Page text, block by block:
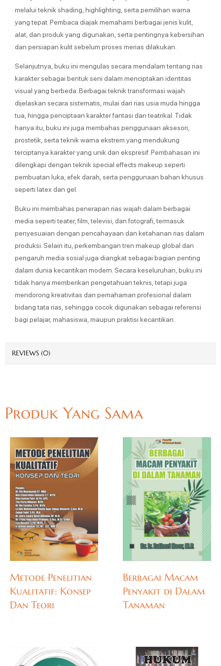
melalui teknik shading, highlighting, serta pemilihan warna
yang tepat. Pembaca diajak memahami berbagai jenis kulit,
alat, dan produk yang digunakan, serta pentingnya kebersihan
dan persiapan kulit sebelum proses merias dilakukan.
Selanjutnya, buku ini mengulas secara mendalam tentang rias
karakter sebagai bentuk seni dalam menciptakan identitas
visual yang berbeda. Berbagai teknik transformasi wajah
dijelaskan secara sistematis, mulai dari rias usia muda hingga
tua, hingga penciptaan karakter fantasi dan teatrikal. Tidak
hanya itu, buku ini juga membahas penggunaan aksesori,
prostetik, serta teknik warna ekstrem yang mendukung
terciptanya karakter yang unik dan ekspresif. Pembahasan ini
dilengkapi dengan teknik special effects makeup seperti
pembuatan luka, efek darah, serta penggunaan bahan khusus
seperti latex dan gel.
Buku ini membahas penerapan rias wajah dalam berbagai
media seperti teater, film, televisi, dan fotografi, termasuk
penyesuaian dengan pencahayaan dan ketahanan rias dalam
produksi. Selain itu, perkembangan tren makeup global dan
pengaruh media sosial juga diangkat sebagai bagian penting
dalam dunia kecantikan modern. Secara keseluruhan, buku ini
tidak hanya memberikan pengetahuan teknis, tetapi juga
mendorong kreativitas dan pemahaman profesional dalam
bidang tata rias, sehingga cocok digunakan sebagai referensi
bagi pelajar, mahasiswa, maupun praktisi kecantikan.
REVIEWS (0)
Produk Yang Sama
Metode Penelitian
Kualitatif: Konsep
Dan Teori
Berbagai Macam
Penyakit di Dalam
Tanaman